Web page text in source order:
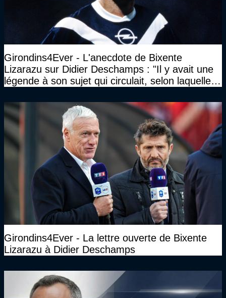
Girondins4Ever - L'anecdote de Bixente
Lizarazu sur Didier Deschamps : "Il y avait une
légende à son sujet qui circulait, selon laquelle il
Girondins4Ever - La lettre ouverte de Bixente
Lizarazu à Didier Deschamps